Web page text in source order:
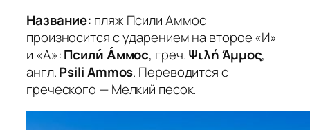
Название: пляж Псили Аммос
произносится с ударением на второе «И»
и «А»:Псили́ А́ммос, греч.Ψιλή Άμμος,
англ.Psili Ammos. Переводится с
греческого — Мелкий песок.